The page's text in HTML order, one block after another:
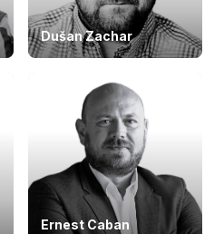
Dušan Zachar
Ernest Caban